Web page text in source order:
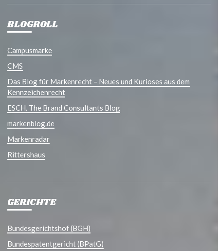
BLOGROLL
Campusmarke
CMS
Das Blog für Markenrecht – Neues und Kurioses aus dem
Kennzeichenrecht
ESCH. The Brand Consultants Blog
markenblog.de
Markenradar
Rittershaus
GERICHTE
Bundesgerichtshof (BGH)
Bundespatentgericht (BPatG)